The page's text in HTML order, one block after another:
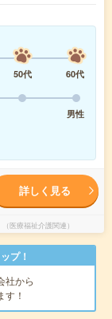
50代
60代
男性
詳しく見る
医療福祉介護関連）
プ！
社から
す！